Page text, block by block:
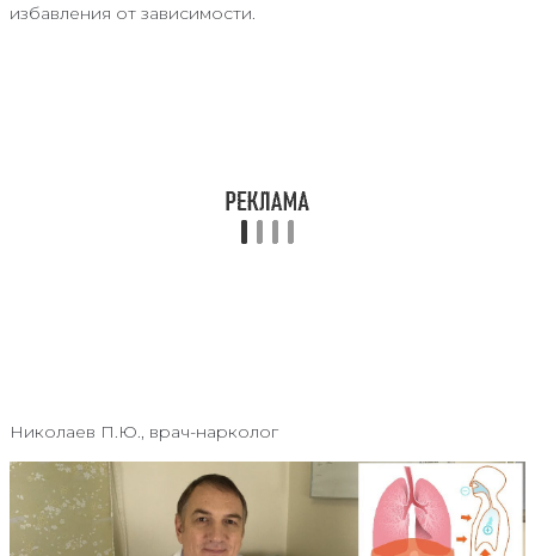
избавления от зависимости.
Николаев П.Ю., врач-нарколог